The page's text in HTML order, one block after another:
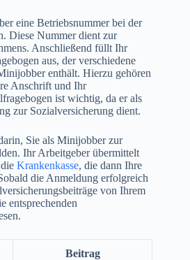
eine Betriebsnummer bei der
Diese Nummer dient zur
Anschließend füllt Ihr
aus, der verschiedene
enthält. Hierzu gehören
Anschrift und Ihr
ist wichtig, da er als
zur Sozialversicherung dient.
Sie als Minijobber zur
Ihr Arbeitgeber übermittelt
Krankenkasse, die dann Ihre
die Anmeldung erfolgreich
von Ihrem
entsprechenden
Beitrag